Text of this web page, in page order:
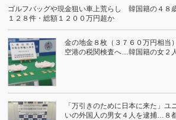
ゴルフバッグや現金狙い車上荒らし 韓国籍の４８
１２８件・総額１２００万円超か
金の地金８枚（３７６０万円相当
空港の税関検査へ…韓国籍の女２
「万引きのために日本に来た」ユ
いの外国人の男女４人を逮捕…８